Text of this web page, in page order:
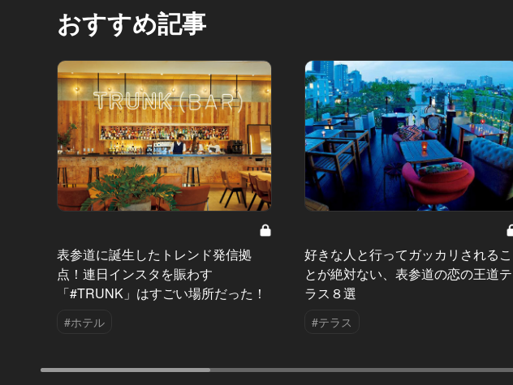
おすすめ記事
表参道に誕生したトレンド発信拠
点！連日インスタを賑わす
「#TRUNK」はすごい場所だった！
#ホテル
好きな人と行ってガッカリされるこ
とが絶対ない、表参道の恋の王道テ
ラス８選
#テラス